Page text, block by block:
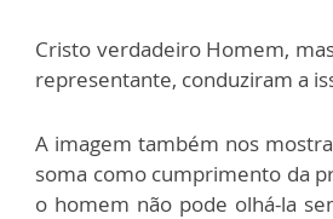
Cristo verdadeiro Homem,
representante, conduziram a
A imagem também nos
soma como cumprimento da
o homem não pode olhá-la